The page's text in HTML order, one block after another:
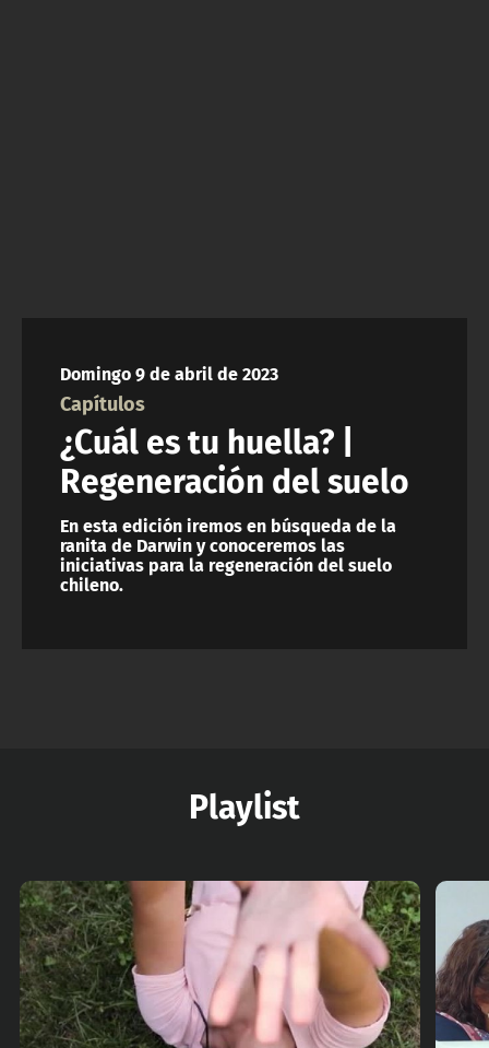
Domingo 9 de abril de 2023
Capítulos
¿Cuál es tu huella? |
Regeneración del suelo
En esta edición iremos en búsqueda de la
ranita de Darwin y conoceremos las
iniciativas para la regeneración del suelo
chileno.
Playlist